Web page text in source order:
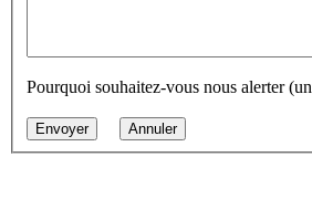
Pourquoi souhaitez-vous nous alerter